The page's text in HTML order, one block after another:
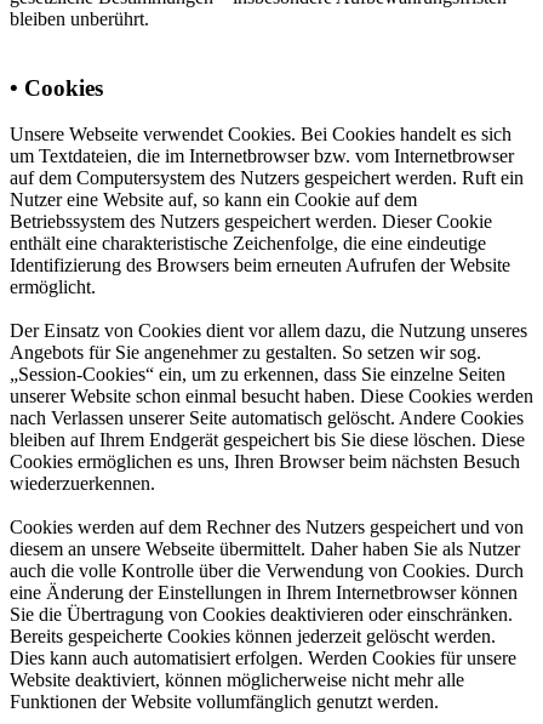
bleiben unberührt.
• Cookies
Unsere Webseite verwendet Cookies. Bei Cookies handelt es sich
um Textdateien, die im Internetbrowser bzw. vom Internetbrowser
auf dem Computersystem des Nutzers gespeichert werden. Ruft ein
Nutzer eine Website auf, so kann ein Cookie auf dem
Betriebssystem des Nutzers gespeichert werden. Dieser Cookie
enthält eine charakteristische Zeichenfolge, die eine eindeutige
Identifizierung des Browsers beim erneuten Aufrufen der Website
ermöglicht.
Der Einsatz von Cookies dient vor allem dazu, die Nutzung unseres
Angebots für Sie angenehmer zu gestalten. So setzen wir sog.
„Session-Cookies“ ein, um zu erkennen, dass Sie einzelne Seiten
unserer Website schon einmal besucht haben. Diese Cookies werden
nach Verlassen unserer Seite automatisch gelöscht. Andere Cookies
bleiben auf Ihrem Endgerät gespeichert bis Sie diese löschen. Diese
Cookies ermöglichen es uns, Ihren Browser beim nächsten Besuch
wiederzuerkennen.
Cookies werden auf dem Rechner des Nutzers gespeichert und von
diesem an unsere Webseite übermittelt. Daher haben Sie als Nutzer
auch die volle Kontrolle über die Verwendung von Cookies. Durch
eine Änderung der Einstellungen in Ihrem Internetbrowser können
Sie die Übertragung von Cookies deaktivieren oder einschränken.
Bereits gespeicherte Cookies können jederzeit gelöscht werden.
Dies kann auch automatisiert erfolgen. Werden Cookies für unsere
Website deaktiviert, können möglicherweise nicht mehr alle
Funktionen der Website vollumfänglich genutzt werden.